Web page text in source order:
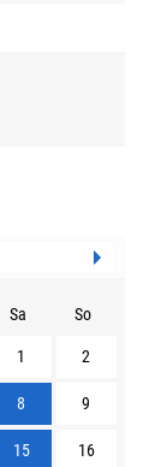
Sa So
1 2
8 9
15 16